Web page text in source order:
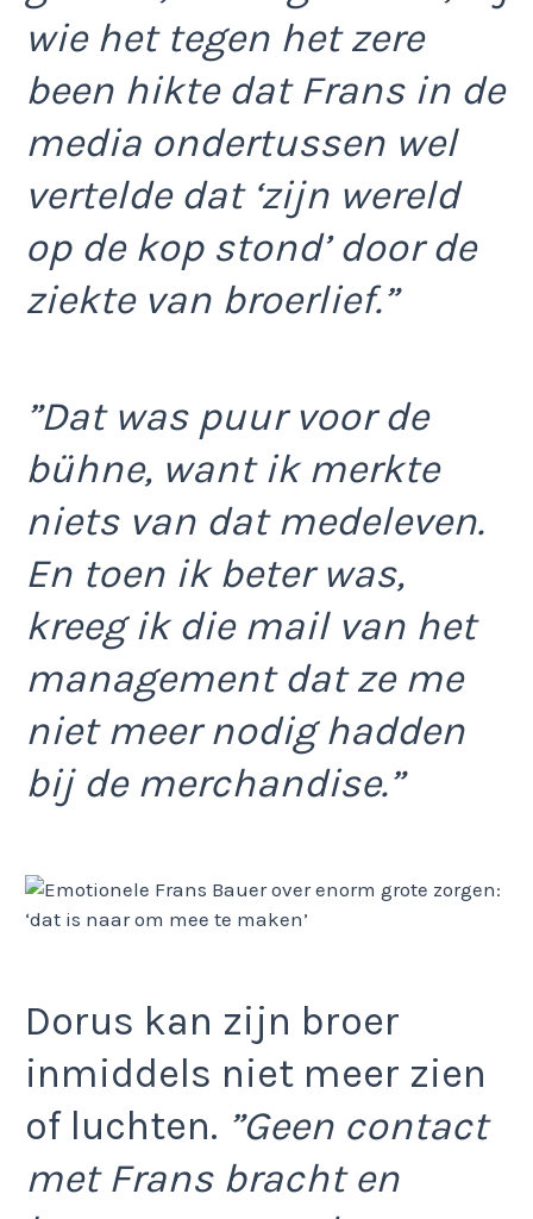
wie het tegen het zere
been hikte dat Frans in de
media ondertussen wel
vertelde dat ‘zijn wereld
op de kop stond’ door de
ziekte van broerlief.”
”Dat was puur voor de
bühne, want ik merkte
niets van dat medeleven.
En toen ik beter was,
kreeg ik die mail van het
management dat ze me
niet meer nodig hadden
bij de merchandise.”
Dorus kan zijn broer
inmiddels niet meer zien
of luchten. ”Geen contact
met Frans bracht en